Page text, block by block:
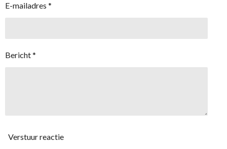
E-mailadres *
Bericht *
Verstuur reactie